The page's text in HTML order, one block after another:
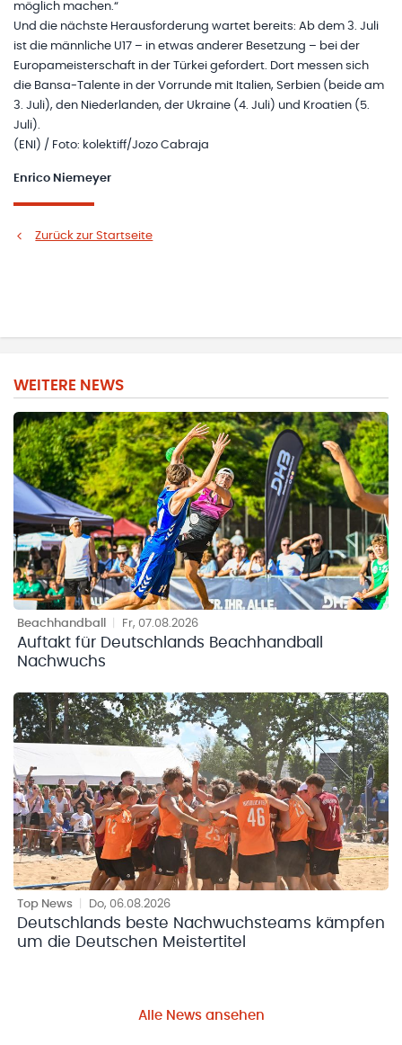
möglich machen.“
Und die nächste Herausforderung wartet bereits: Ab dem 3. Juli
ist die männliche U17 – in etwas anderer Besetzung – bei der
Europameisterschaft in der Türkei gefordert. Dort messen sich
die Bansa-Talente in der Vorrunde mit Italien, Serbien (beide am
3. Juli), den Niederlanden, der Ukraine (4. Juli) und Kroatien (5.
Juli).
(ENI) / Foto: kolektiff/Jozo Cabraja
Enrico Niemeyer
Zurück zur Startseite
WEITERE NEWS
Beachhandball Fr, 07.08.2026
Auftakt für Deutschlands Beachhandball
Nachwuchs
Top News Do, 06.08.2026
Deutschlands beste Nachwuchsteams kämpfen
um die Deutschen Meistertitel
Alle News ansehen